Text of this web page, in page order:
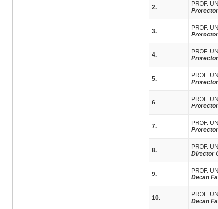
2.
PROF.
3.
PROF.
4.
PROF.
5.
PROF.
6.
PROF.
7.
PROF.
8.
PROF.
Director
9.
PROF.
Decan
10.
PROF.
Decan